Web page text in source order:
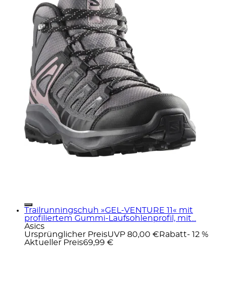
Trailrunningschuh »GEL-VENTURE 11« mit
profiliertem Gummi-Laufsohlenprofil, mit...
Asics
Ursprünglicher PreisUVP 80,00 € Rabatt- 12 %
Aktueller Preis69,99 €